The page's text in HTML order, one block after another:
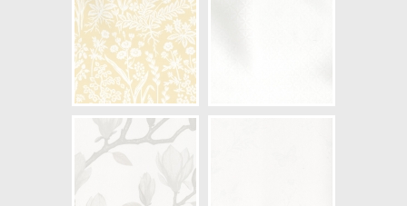
(Kontakta din färghandlare för
exakt pris.)